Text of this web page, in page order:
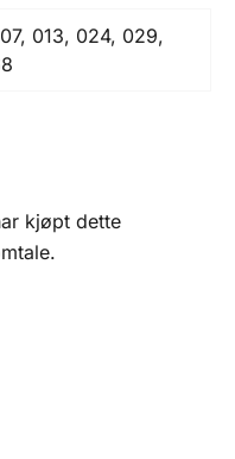
013, 024, 029,
kjøpt dette